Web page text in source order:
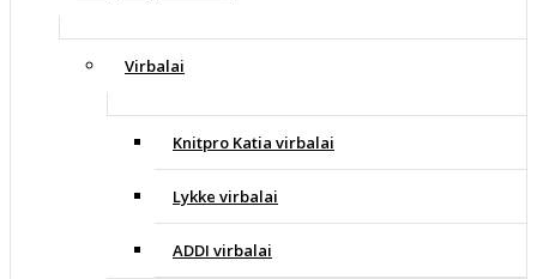
Virbalai
Knitpro Katia virbalai
Lykke virbalai
ADDI virbalai